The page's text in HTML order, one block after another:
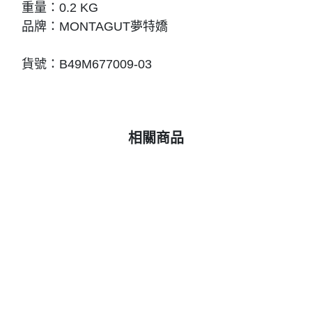
重量：0.2 KG
品牌：MONTAGUT夢特嬌
貨號：B49M677009-03
相關商品